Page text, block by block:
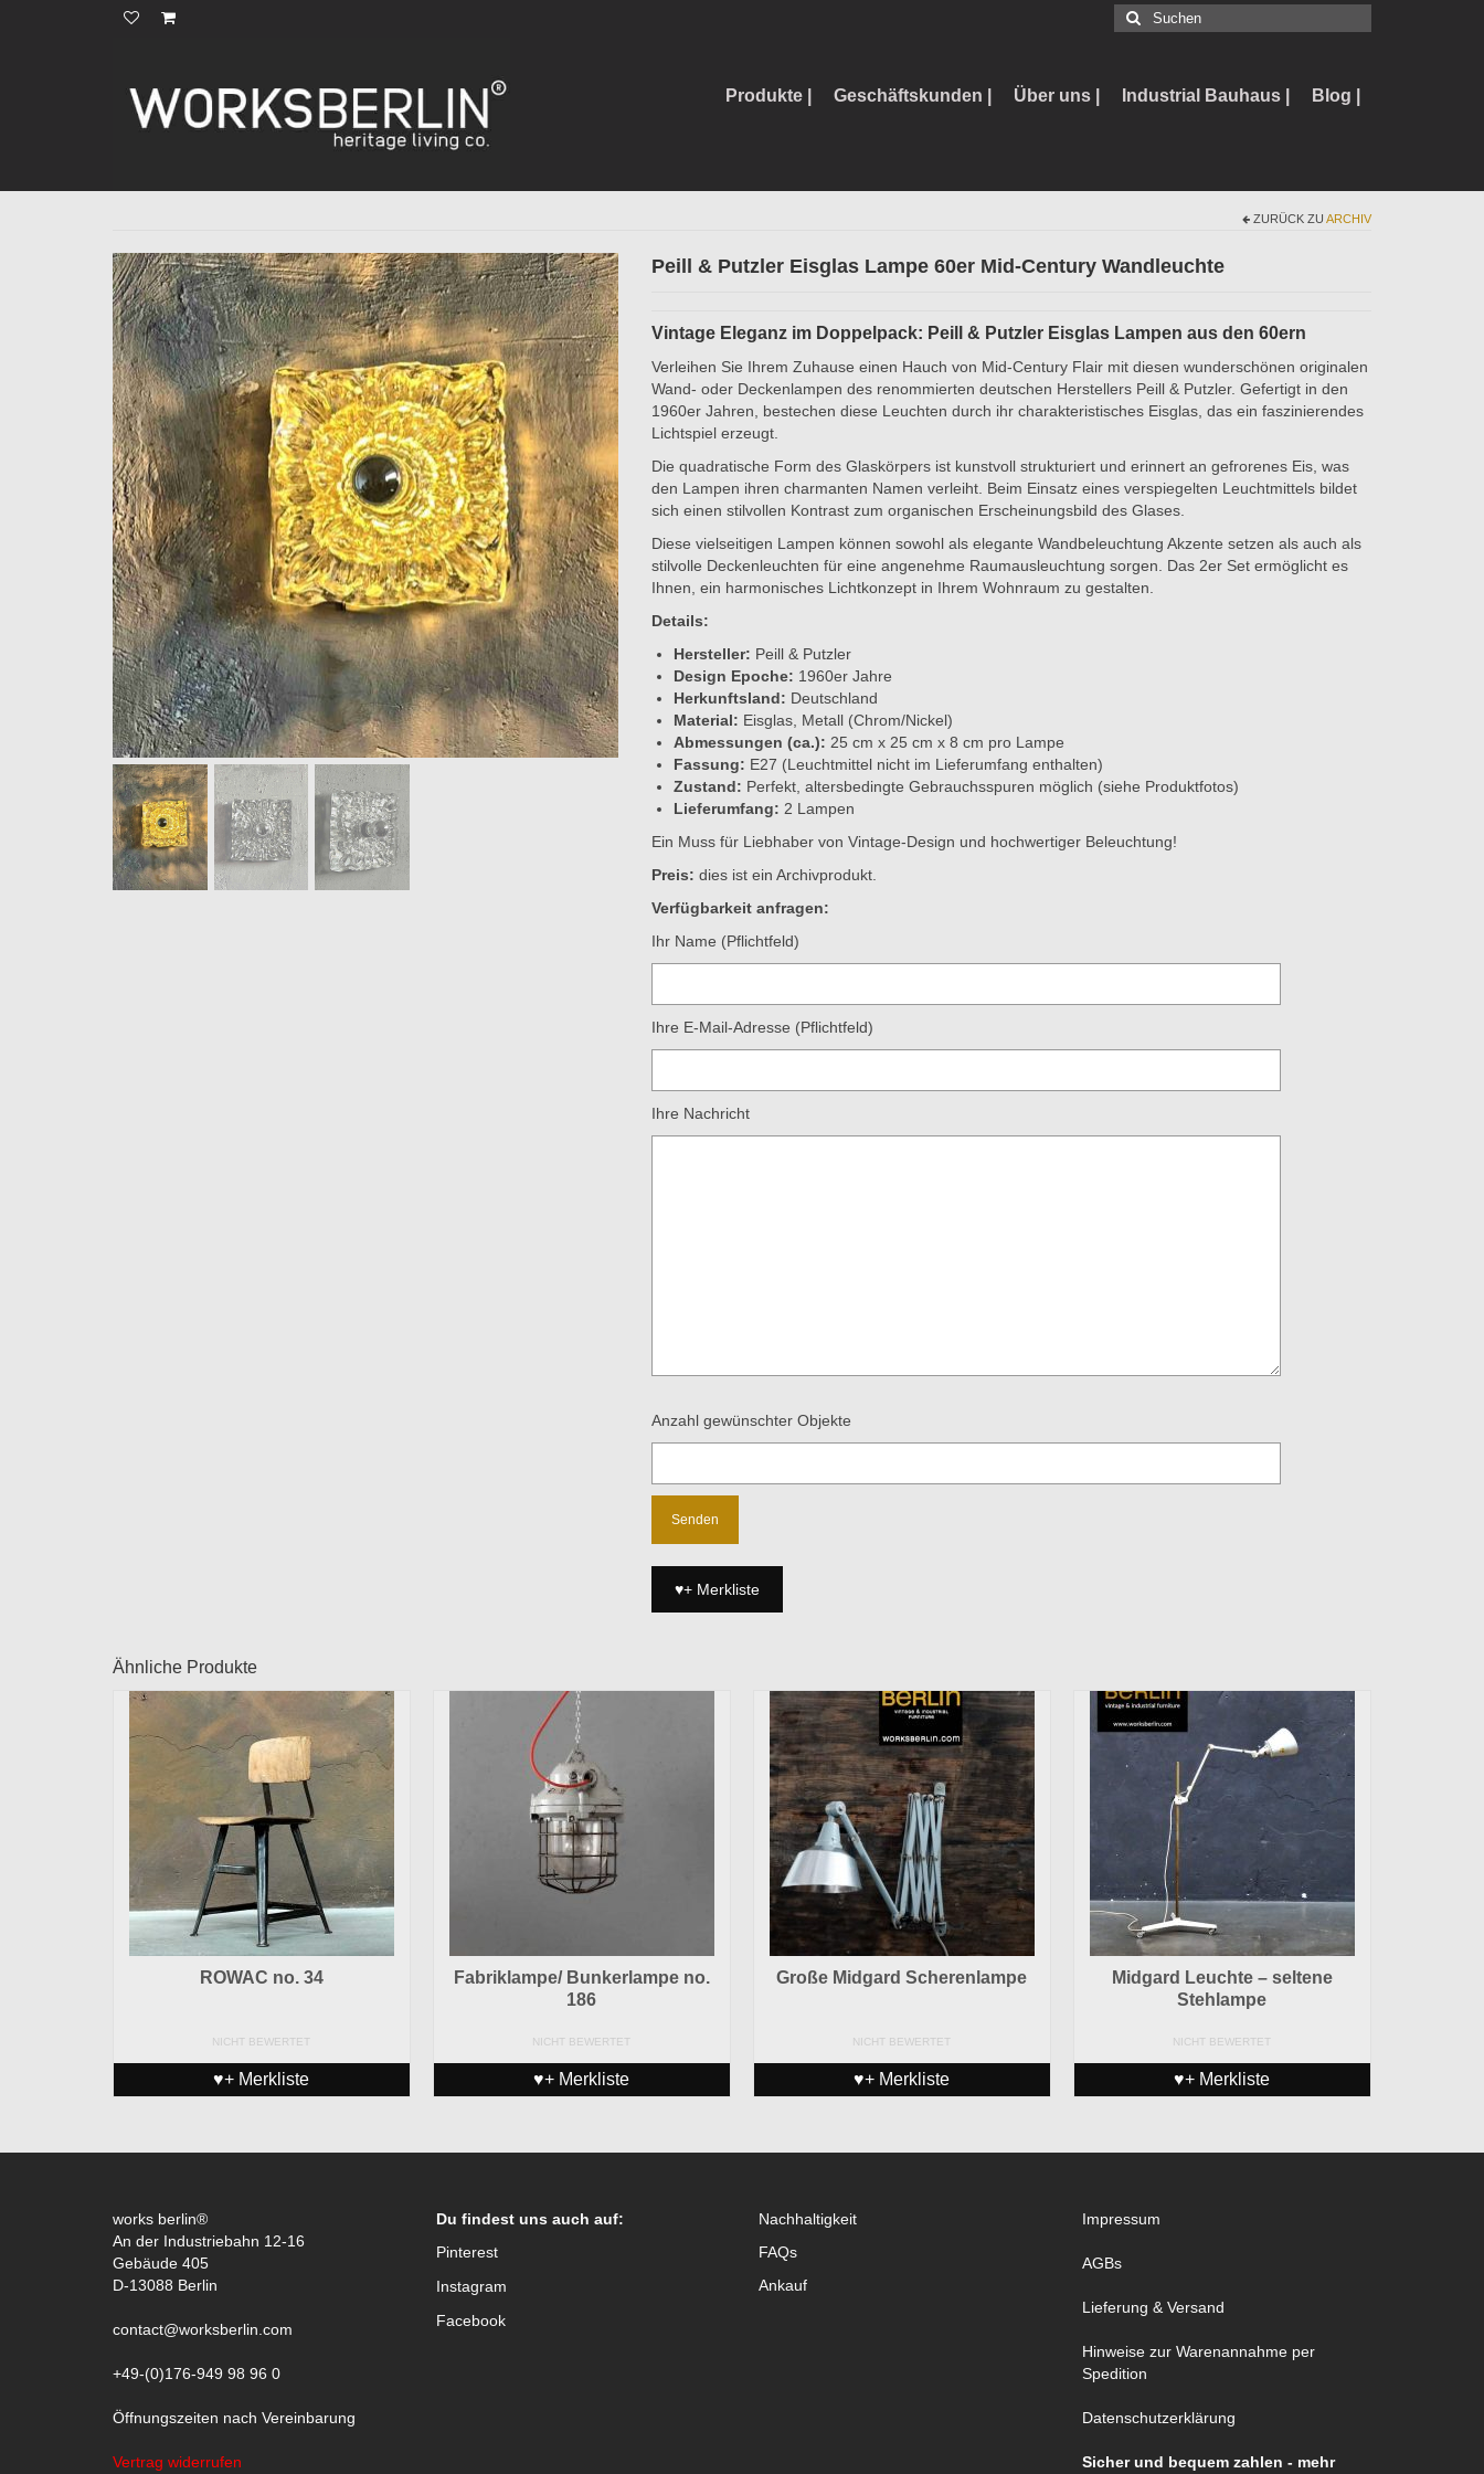
Suchen
nach:
Produkte | Geschäftskunden | Über uns | Industrial Bauhaus | Blog |
ZURÜCK ZU ARCHIV
Peill & Putzler Eisglas Lampe 60er Mid-Century Wandleuchte
Vintage Eleganz im Doppelpack: Peill & Putzler Eisglas Lampen aus den 60ern
Verleihen Sie Ihrem Zuhause einen Hauch von Mid-Century Flair mit diesen wunderschönen originalen
Wand- oder Deckenlampen des renommierten deutschen Herstellers Peill & Putzler. Gefertigt in den
1960er Jahren, bestechen diese Leuchten durch ihr charakteristisches Eisglas, das ein faszinierendes
Lichtspiel erzeugt.
Die quadratische Form des Glaskörpers ist kunstvoll strukturiert und erinnert an gefrorenes Eis, was
den Lampen ihren charmanten Namen verleiht. Beim Einsatz eines verspiegelten Leuchtmittels bildet
sich einen stilvollen Kontrast zum organischen Erscheinungsbild des Glases.
Diese vielseitigen Lampen können sowohl als elegante Wandbeleuchtung Akzente setzen als auch als
stilvolle Deckenleuchten für eine angenehme Raumausleuchtung sorgen. Das 2er Set ermöglicht es
Ihnen, ein harmonisches Lichtkonzept in Ihrem Wohnraum zu gestalten.
Details:
Hersteller: Peill & Putzler
Design Epoche: 1960er Jahre
Herkunftsland: Deutschland
Material: Eisglas, Metall (Chrom/Nickel)
Abmessungen (ca.): 25 cm x 25 cm x 8 cm pro Lampe
Fassung: E27 (Leuchtmittel nicht im Lieferumfang enthalten)
Zustand: Perfekt, altersbedingte Gebrauchsspuren möglich (siehe Produktfotos)
Lieferumfang: 2 Lampen
Ein Muss für Liebhaber von Vintage-Design und hochwertiger Beleuchtung!
Preis: dies ist ein Archivprodukt.
Verfügbarkeit anfragen:
Ihr Name (Pflichtfeld)
Ihre E-Mail-Adresse (Pflichtfeld)
Ihre Nachricht
Anzahl gewünschter Objekte
♥+ Merkliste
Ähnliche Produkte
ROWAC no. 34
NICHT BEWERTET
♥+ Merkliste
Fabriklampe/ Bunkerlampe no.
186
NICHT BEWERTET
♥+ Merkliste
Große Midgard Scherenlampe
NICHT BEWERTET
♥+ Merkliste
Midgard Leuchte – seltene
Stehlampe
NICHT BEWERTET
♥+ Merkliste
works berlin®
An der Industriebahn 12-16
Gebäude 405
D-13088 Berlin
contact@worksberlin.com
+49-(0)176-949 98 96 0
Öffnungszeiten nach Vereinbarung
Vertrag widerrufen
Du findest uns auch auf:
Pinterest
Instagram
Facebook
Nachhaltigkeit
FAQs
Ankauf
Impressum
AGBs
Lieferung & Versand
Hinweise zur Warenannahme per
Spedition
Datenschutzerklärung
Sicher und bequem zahlen - mehr